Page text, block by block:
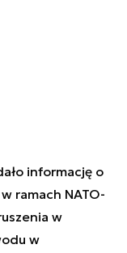
informację o
ramach NATO-
w
w